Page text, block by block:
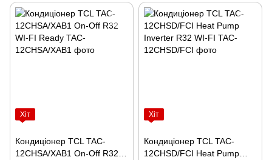
Хіт
Кондиціонер TCL TAC-
12CHSA/XAB1 On-Off R32
Хіт
Кондиціонер TCL TAC-
12CHSD/FCI Heat Pump